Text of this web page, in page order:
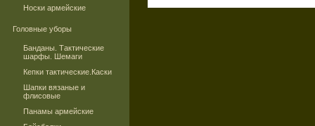
Носки армейские
Головные уборы
Банданы. Тактические
шарфы. Шемаги
Кепки тактические.Каски
Шапки вязаные и
флисовые
Панамы армейские